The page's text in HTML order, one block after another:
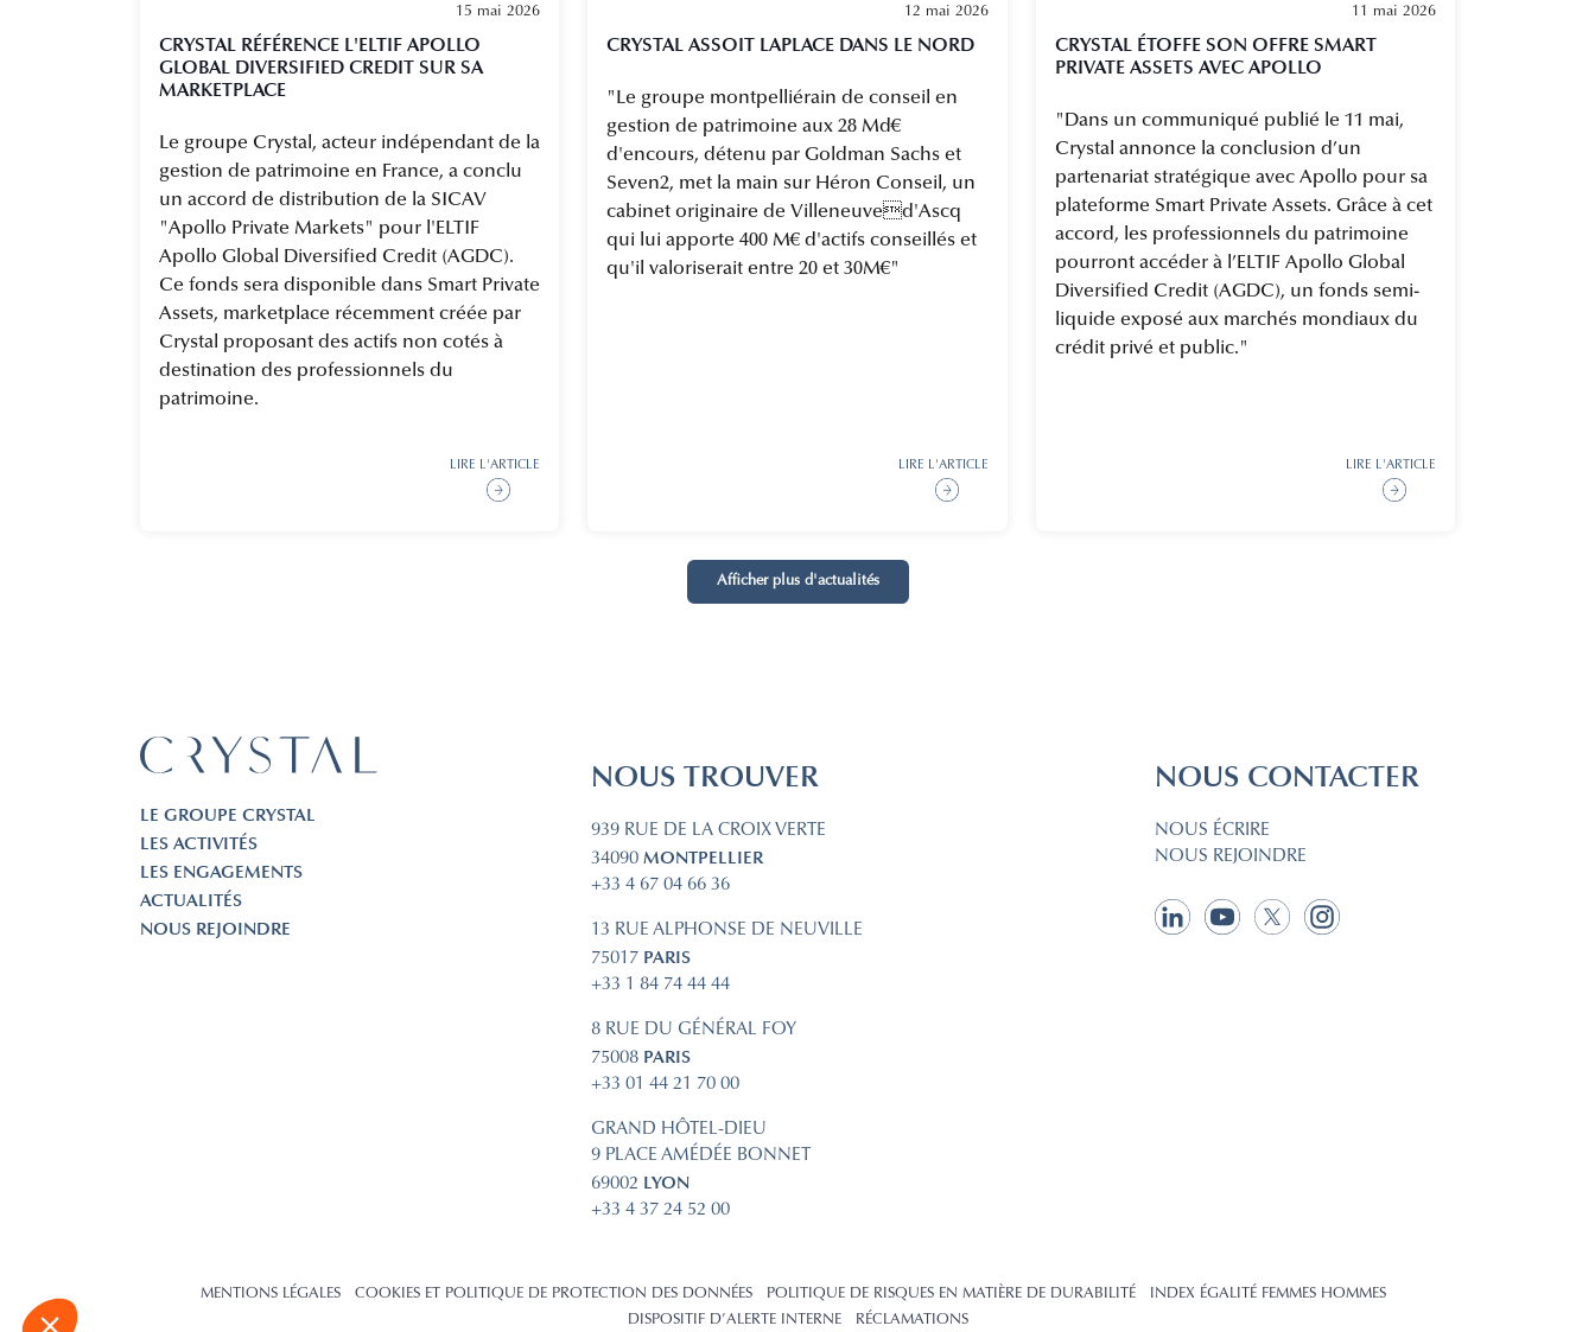
15 mai 2026
CRYSTAL RÉFÉRENCE L'ELTIF APOLLO
GLOBAL DIVERSIFIED CREDIT SUR SA
MARKETPLACE
Le groupe Crystal, acteur indépendant de la
gestion de patrimoine en France, a conclu
un accord de distribution de la SICAV
"Apollo Private Markets" pour l'ELTIF
Apollo Global Diversified Credit (AGDC).
Ce fonds sera disponible dans Smart Private
Assets, marketplace récemment créée par
Crystal proposant des actifs non cotés à
destination des professionnels du
patrimoine.
LIRE L'ARTICLE
12 mai 2026
CRYSTAL ASSOIT LAPLACE DANS LE NORD
"Le groupe montpelliérain de conseil en
gestion de patrimoine aux 28 Md€
d'encours, détenu par Goldman Sachs et
Seven2, met la main sur Héron Conseil, un
cabinet originaire de Villeneuved'Ascq
qui lui apporte 400 M€ d'actifs conseillés et
qu'il valoriserait entre 20 et 30M€"
LIRE L'ARTICLE
11 mai 2026
CRYSTAL ÉTOFFE SON OFFRE SMART
PRIVATE ASSETS AVEC APOLLO
"Dans un communiqué publié le 11 mai,
Crystal annonce la conclusion d’un
partenariat stratégique avec Apollo pour sa
plateforme Smart Private Assets. Grâce à cet
accord, les professionnels du patrimoine
pourront accéder à l’ELTIF Apollo Global
Diversified Credit (AGDC), un fonds semi-
liquide exposé aux marchés mondiaux du
crédit privé et public."
LIRE L'ARTICLE
Afficher plus d'actualités
LE GROUPE CRYSTAL
LES ACTIVITÉS
LES ENGAGEMENTS
ACTUALITÉS
NOUS REJOINDRE
NOUS TROUVER
939 RUE DE LA CROIX VERTE
34090 MONTPELLIER
+33 4 67 04 66 36
13 RUE ALPHONSE DE NEUVILLE
75017 PARIS
+33 1 84 74 44 44
8 RUE DU GÉNÉRAL FOY
75008 PARIS
+33 01 44 21 70 00
GRAND HÔTEL-DIEU
9 PLACE AMÉDÉE BONNET
69002 LYON
+33 4 37 24 52 00
NOUS CONTACTER
NOUS ÉCRIRE
NOUS REJOINDRE
MENTIONS LÉGALES COOKIES ET POLITIQUE DE PROTECTION DES DONNÉES POLITIQUE DE RISQUES EN MATIÈRE DE DURABILITÉ
INDEX ÉGALITÉ FEMMES HOMMES
DISPOSITIF D’ALERTE INTERNE
RÉCLAMATIONS